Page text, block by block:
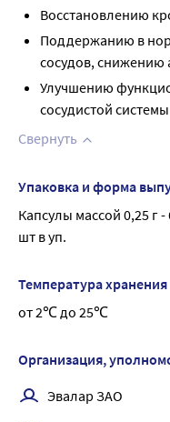
Восстановлению
Поддержанию в
сосудов, снижению
Улучшению
сосудистой системы
Свернуть
Упаковка и форма
Капсулы массой 0,25 г
шт в уп.
Температура хранения
от 2℃ до 25℃
Организация,
Эвалар ЗАО